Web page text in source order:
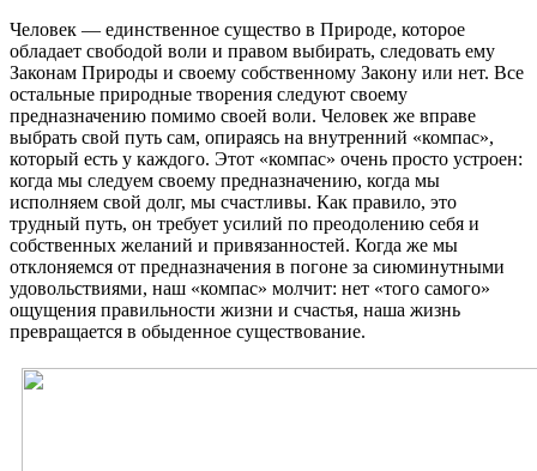
Человек — единственное существо в Природе, которое
обладает свободой воли и правом выбирать, следовать ему
Законам Природы и своему собственному Закону или нет. Все
остальные природные творения следуют своему
предназначению помимо своей воли. Человек же вправе
выбрать свой путь сам, опираясь на внутренний «компас»,
который есть у каждого. Этот «компас» очень просто устроен:
когда мы следуем своему предназначению, когда мы
исполняем свой долг, мы счастливы. Как правило, это
трудный путь, он требует усилий по преодолению себя и
собственных желаний и привязанностей. Когда же мы
отклоняемся от предназначения в погоне за сиюминутными
удовольствиями, наш «компас» молчит: нет «того самого»
ощущения правильности жизни и счастья, наша жизнь
превращается в обыденное существование.